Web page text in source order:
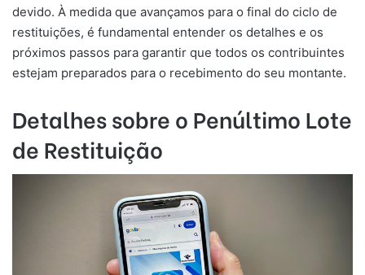
devido. À medida que avançamos para o final do ciclo de
restituições, é fundamental entender os detalhes e os
próximos passos para garantir que todos os contribuintes
estejam preparados para o recebimento do seu montante.
Detalhes sobre o Penúltimo Lote
de Restituição